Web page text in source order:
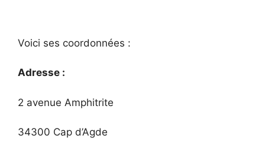
Voici ses coordonnées :
Adresse :
2 avenue Amphitrite
34300 Cap d’Agde